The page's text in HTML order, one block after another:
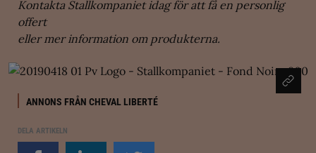
Kontakta Stallkompaniet idag för att få en personlig
offert
eller mer information om produkterna.
ANNONS FRÅN CHEVAL LIBERTÉ
DELA ARTIKELN